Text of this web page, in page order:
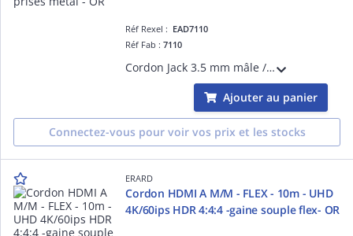
Réf Rexel : EAD7110
Réf Fab :7110
Cordon Jack 3.5 mm mâle / Jack 3.5 mm mâle - 2m - prises métal - Connecteurs plaqué OR
Ajouter au panier
Connectez-vous pour voir vos prix et les stocks
ERARD
Cordon HDMI A M/M - FLEX - 10m - UHD
4K/60ips HDR 4:4:4 -gaine souple flex- OR